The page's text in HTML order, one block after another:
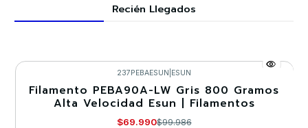
Recién Llegados
-30%
237PEBAESUN ESUN
Filamento PEBA90A-LW Gris 800 Gramos
Alta Velocidad Esun | Filamentos
$69.990$99.986